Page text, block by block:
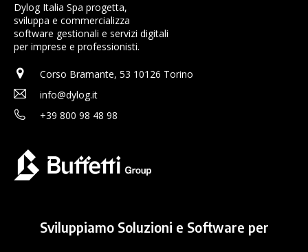
Dylog Italia Spa progetta,
sviluppa e commercializza
software gestionali e servizi digitali
per imprese e professionisti.
Corso Bramante, 53 10126 Torino
info@dylog.it
+39 800 98 48 98
Sviluppiamo Soluzioni e Software per